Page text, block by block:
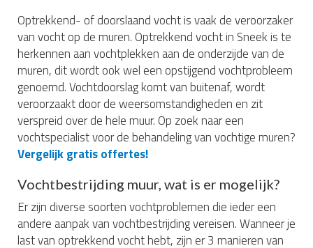
Optrekkend- of doorslaand vocht is vaak de veroorzaker
van vocht op de muren. Optrekkend vocht in Sneek is te
herkennen aan vochtplekken aan de onderzijde van de
muren, dit wordt ook wel een opstijgend vochtprobleem
genoemd. Vochtdoorslag komt van buitenaf, wordt
veroorzaakt door de weersomstandigheden en zit
verspreid over de hele muur. Op zoek naar een
vochtspecialist voor de behandeling van vochtige muren?
Vergelijk gratis offertes!
Vochtbestrijding muur, wat is er mogelijk?
Er zijn diverse soorten vochtproblemen die ieder een
andere aanpak van vochtbestrijding vereisen. Wanneer je
last van optrekkend vocht hebt, zijn er 3 manieren van